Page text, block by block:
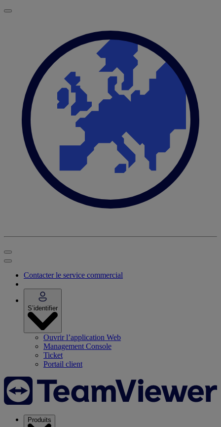
Contacter le service commercial
S’identifier
Ouvrir l’application Web
Management Console
Ticket
Portail client
Produits